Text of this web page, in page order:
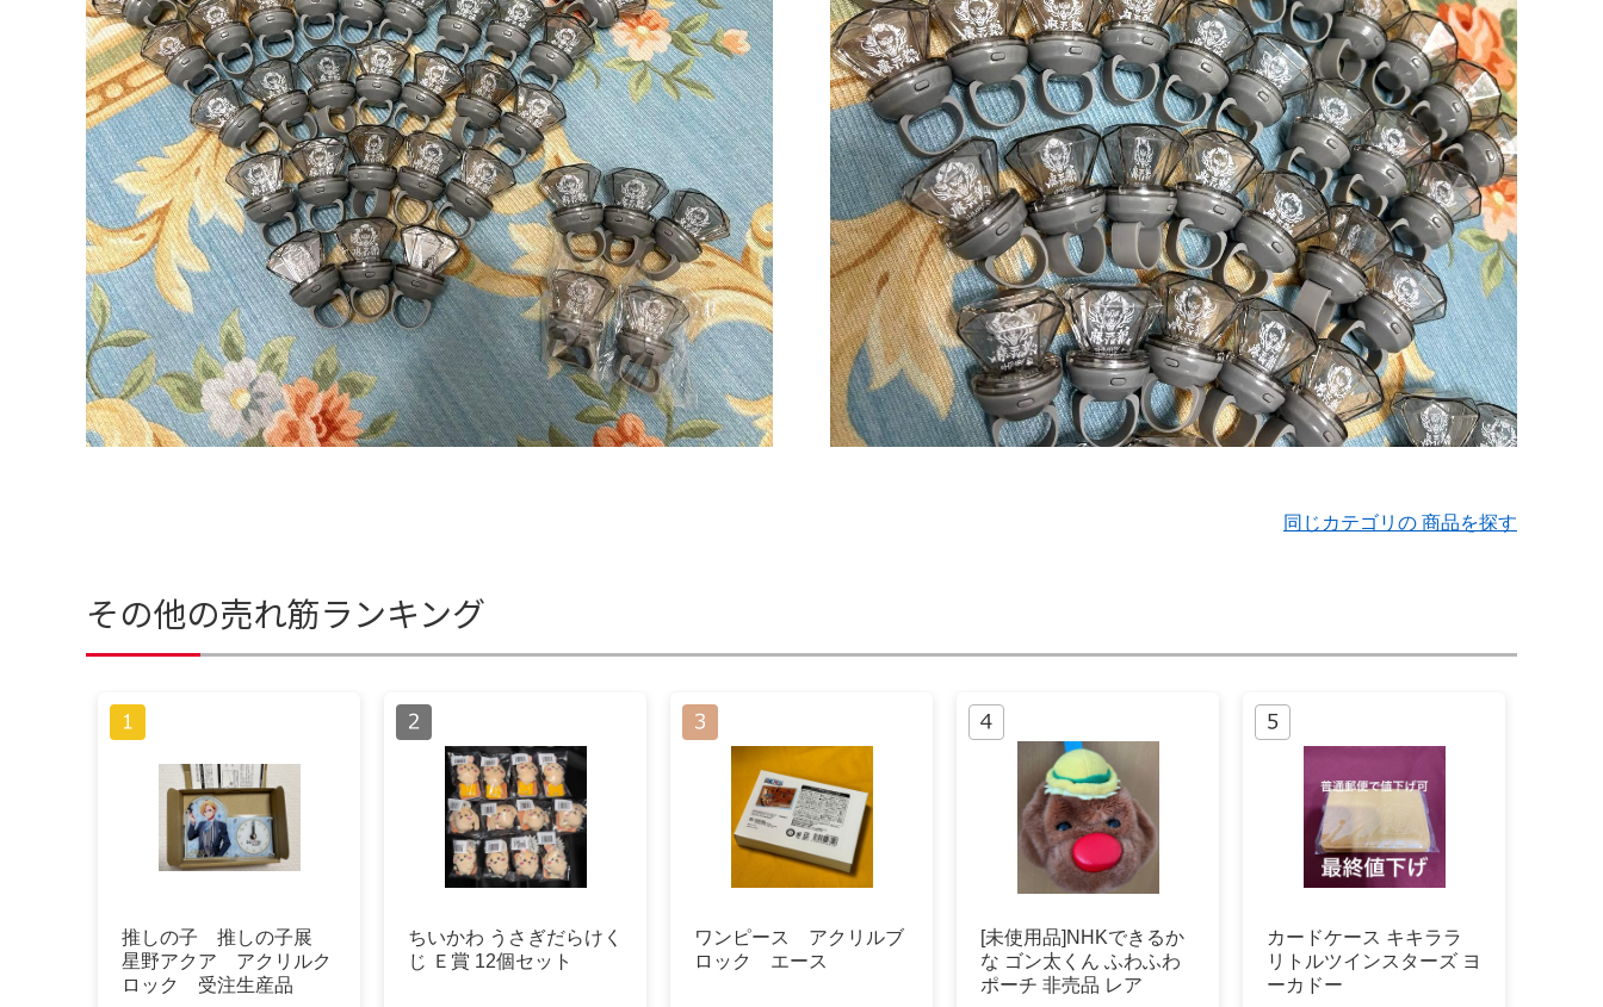
同じカテゴリの 商品を探す
その他の売れ筋ランキング
推しの子 推しの子展
星野アクア アクリルク
ロック 受注生産品
ちいかわ うさぎだらけく
じ Ｅ賞 12個セット
ワンピース アクリルブ
ロック エース
[未使用品]NHKできるか
な ゴン太くん ふわふわ
ポーチ 非売品 レア
カードケース キキララ
リトルツインスターズ ヨ
ーカドー